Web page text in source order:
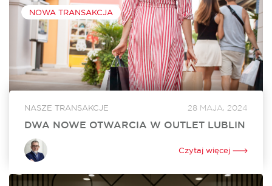
NOWA TRANSAKCJA
NASZE TRANSAKCJE 28 MAJA, 2024
DWA NOWE OTWARCIA W OUTLET LUBLIN
W czerwcu w Outlet Lublin otworzą się dwa nowe lokale. Na
powiększenie swojego dotychczasowego sklepu o ponad
250 mkw. zdecydował się Ochnik. Nowy lokal o powierzchni
Czytaj więcej